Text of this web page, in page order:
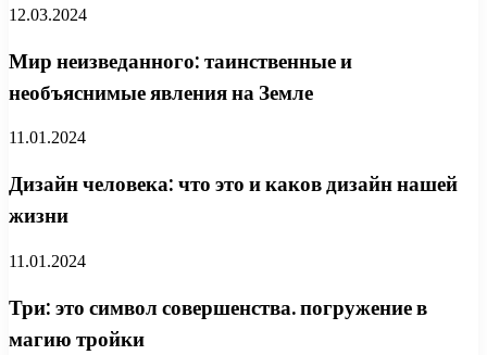
12.03.2024
Мир неизведанного: таинственные и
необъяснимые явления на Земле
11.01.2024
Дизайн человека: что это и каков дизайн нашей
жизни
11.01.2024
Три: это символ совершенства. погружение в
магию тройки